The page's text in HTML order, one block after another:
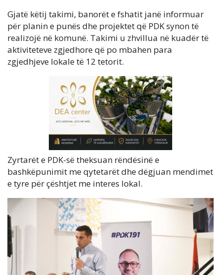
Gjatë këtij takimi, banorët e fshatit janë informuar
për planin e punës dhe projektet që PDK synon të
realizojë në komunë. Takimi u zhvillua në kuadër të
aktiviteteve zgjedhore që po mbahen para
zgjedhjeve lokale të 12 tetorit.
Zyrtarët e PDK-së theksuan rëndësinë e
bashkëpunimit me qytetarët dhe dëgjuan mendimet
e tyre për çështjet me interes lokal.